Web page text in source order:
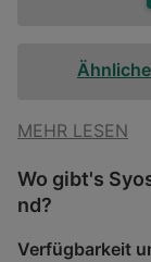
MEHR LESEN
Wo gibt's
nd?
Verfügbarkeit